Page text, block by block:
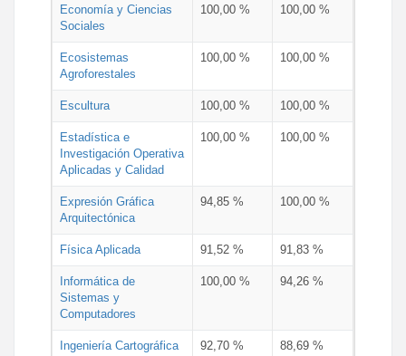
Economía y Ciencias
Sociales
100,00 % 100,00 %
Ecosistemas
Agroforestales
100,00 % 100,00 %
Escultura 100,00 % 100,00 %
Estadística e
Investigación Operativa
Aplicadas y Calidad
100,00 % 100,00 %
Expresión Gráfica
Arquitectónica
94,85 % 100,00 %
Física Aplicada 91,52 % 91,83 %
Informática de
Sistemas y
Computadores
100,00 % 94,26 %
Ingeniería Cartográfica
92,70 % 88,69 %